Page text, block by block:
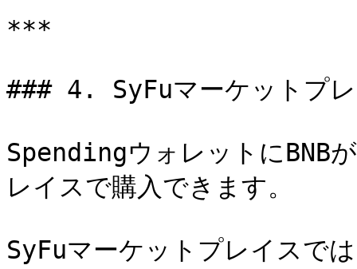
***
### 4. SyFuマーケットプレ
SpendingウォレットにBNB
レイスで購入できます。
SyFuマーケットプレイスでは